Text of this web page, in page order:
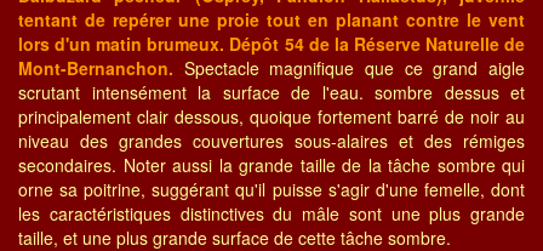
tentant de repérer une proie tout en planant contre le vent
lors d'un matin brumeux. Dépôt 54 de la Réserve Naturelle de
Mont-Bernanchon. Spectacle magnifique que ce grand aigle
scrutant intensément la surface de l'eau. sombre dessus et
principalement clair dessous, quoique fortement barré de noir au
niveau des grandes couvertures sous-alaires et des rémiges
secondaires. Noter aussi la grande taille de la tâche sombre qui
orne sa poitrine, suggérant qu'il puisse s'agir d'une femelle, dont
les caractéristiques distinctives du mâle sont une plus grande
taille, et une plus grande surface de cette tâche sombre.